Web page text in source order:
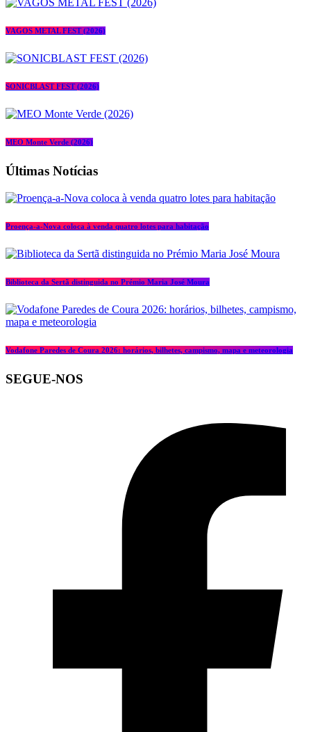
VAGOS METAL FEST (2026)
SONICBLAST FEST (2026)
MEO Monte Verde (2026)
Últimas Notícias
Proença-a-Nova coloca à venda quatro lotes para habitação
Biblioteca da Sertã distinguida no Prémio Maria José Moura
Vodafone Paredes de Coura 2026: horários, bilhetes, campismo, mapa e meteorologia
SEGUE-NOS